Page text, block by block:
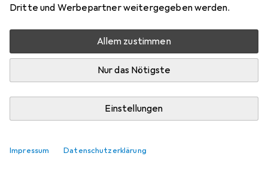
Dritte und Werbepartner weitergegeben werden.
Allem zustimmen
Nur das Nötigste
Einstellungen
Impressum Datenschutzerklärung
Mehr als 10 Stück an Lager beim Lieferanten
Lieferort angeben für genaue Lieferzeit
Vergleichen Merken
kostenloser Versand